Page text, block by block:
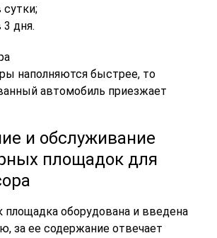
сутки;
3 дня.
наполняются быстрее, то
автомобиль приезжает
и обслуживание
площадок для
площадка оборудована и введена
за ее содержание отвечает